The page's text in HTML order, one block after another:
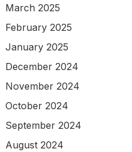
March 2025
February 2025
January 2025
December 2024
November 2024
October 2024
September 2024
August 2024